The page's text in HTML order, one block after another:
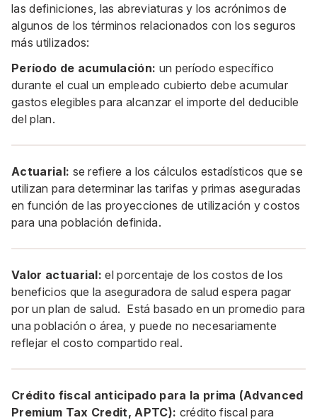
las definiciones, las abreviaturas y los acrónimos de
algunos de los términos relacionados con los seguros
más utilizados:
Período de acumulación: un período específico
durante el cual un empleado cubierto debe acumular
gastos elegibles para alcanzar el importe del deducible
del plan.
Actuarial: se refiere a los cálculos estadísticos que se
utilizan para determinar las tarifas y primas aseguradas
en función de las proyecciones de utilización y costos
para una población definida.
Valor actuarial: el porcentaje de los costos de los
beneficios que la aseguradora de salud espera pagar
por un plan de salud. Está basado en un promedio para
una población o área, y puede no necesariamente
reflejar el costo compartido real.
Crédito fiscal anticipado para la prima (Advanced
Premium Tax Credit, APTC): crédito fiscal para